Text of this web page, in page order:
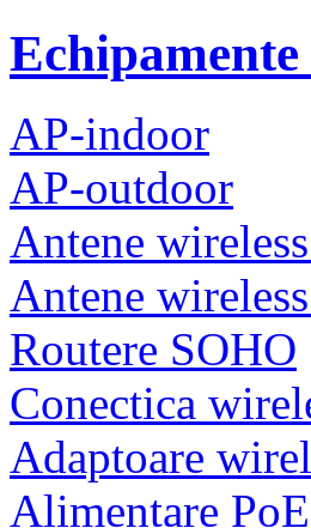
Echipamente
AP-indoor
AP-outdoor
Antene
Antene
Routere SOHO
Conectica
Adaptoare
Alimentare PoE